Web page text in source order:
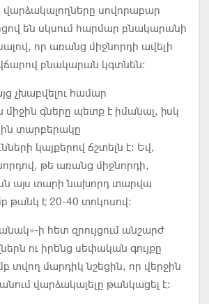
սովորաբար
են սկսում հարմար բնակարանի
որ առանց միջնորդի ավելի
բնակարան կգտնեն:
չխաբվելու համար
միջին գները պետք է իմանալ, իսկ
տարբերակը
կայքերով ճշտելն է: Եվ,
թե առանց միջնորդի,
այս տարի նախորդ տարվա
թանկ է 20-40 տոկոսով:
ի հետ զրույցում անշարժ
ու իրենց սեփական գույքը
տվող մարդիկ նշեցին, որ վերջին
վարձակալելը թանկացել է: